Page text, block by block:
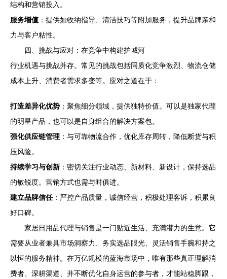
结构和营销投入。
服务增值 ：提供如收纳指导、清洁技巧等附加服务，提升品牌亲和
力与客户粘性。
四、挑战与应对：在竞争中构建护城河
行业机遇与挑战并存。常见的挑战包括同质化竞争激烈、物流仓储
成本上升、消费者需求多变等。应对之道在于：
打造差异化优势 ：聚焦细分领域，提供独特价值。可以是独家代理
的明星产品，也可以是自身组合的解决方案包。
强化供应链管理 ：与可靠物流合作，优化库存周转，降低断货与积
压风险。
持续学习与创新 ：密切关注行业动态、新材料、新设计，保持选品
的敏锐度。营销方式也需与时俱进。
建立品牌信任：严控产品质量，诚信经营，积极处理客诉，积累良
好口碑。
家居日用品代理与销售是一门贴近生活、充满潜力的生意。它
需要从业者兼具市场洞察力、务实选品眼光、灵活销售手腕和持之
以恒的服务精神。在万亿规模的蓝海市场中，唯有那些真正理解消
费者、深耕渠道、并不断优化自身运营的参与者，才能站稳脚跟，